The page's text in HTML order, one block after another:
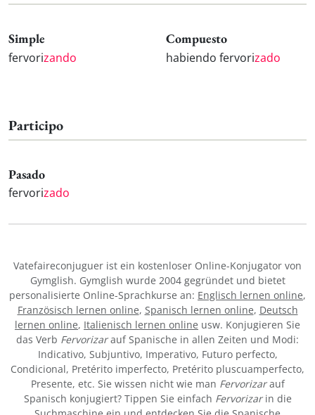
Simple
fervorizando
Compuesto
habiendo fervorizado
Participo
Pasado
fervorizado
Vatefaireconjuguer ist ein kostenloser Online-Konjugator von
Gymglish. Gymglish wurde 2004 gegründet und bietet
personalisierte Online-Sprachkurse an: Englisch lernen online,
Französisch lernen online, Spanisch lernen online, Deutsch
lernen online, Italienisch lernen online usw. Konjugieren Sie
das Verb Fervorizarauf Spanische in allen Zeiten und Modi:
Indicativo, Subjuntivo, Imperativo, Futuro perfecto,
Condicional, Pretérito imperfecto, Pretérito pluscuamperfecto,
Presente, etc. Sie wissen nicht wie man Fervorizarauf
Spanisch konjugiert? Tippen Sie einfach Fervorizarin die